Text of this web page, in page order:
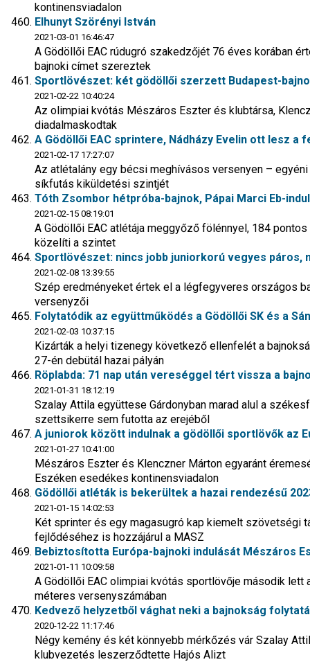
kontinensviadalon
Elhunyt Szörényi István
2021-03-01 16:46:47
A Gödöllői EAC rúdugró szakedzőjét 76 éves korában
bajnoki címet szereztek
Sportlövészet: két gödöllői szerzett Budapest-
2021-02-22 10:40:24
Az olimpiai kvótás Mészáros Eszter és klubtársa,
diadalmaskodtak
A Gödöllői EAC sprintere, Nádházy Evelin ott lesz a
2021-02-17 17:27:07
Az atlétalány egy bécsi meghívásos versenyen –
síkfutás kiküldetési szintjét
Tóth Zsombor hétpróba-bajnok, Pápai Marci Eb-
2021-02-15 08:19:01
A Gödöllői EAC atlétája meggyőző fölénnyel, 184
közelíti a szintet
Sportlövészet: nincs jobb juniorkorú vegyes páros,
2021-02-08 13:39:55
Szép eredményeket értek el a légfegyveres országos
versenyzői
Folytatódik az együttműködés a Gödöllői SK és a
2021-02-03 10:37:15
Kizárták a helyi tizenegy következő ellenfelét a
27-én debütál hazai pályán
Röplabda: 71 nap után vereséggel tért vissza a
2021-01-31 18:12:19
Szalay Attila együttese Gárdonyban marad alul a
szettsikerre sem futotta az erejéből
A juniorok között indulnak a gödöllői sportlövők az
2021-01-27 10:41:00
Mészáros Eszter és Klenczner Márton egyaránt
Eszéken esedékes kontinensviadalon
Gödöllői atléták is bekerültek a hazai rendezésű
2021-01-15 14:02:53
Két sprinter és egy magasugró kap kiemelt szövetségi
fejlődéséhez is hozzájárul a MASZ
Bebiztosította Európa-bajnoki indulását Mészáros
2021-01-11 10:09:58
A Gödöllői EAC olimpiai kvótás sportlövője második
méteres versenyszámában
Kedvező helyzetből vághat neki a bajnokság
2020-12-22 11:17:46
Négy kemény és két könnyebb mérkőzés vár Szalay
klubvezetés leszerződtette Hajós Alizt